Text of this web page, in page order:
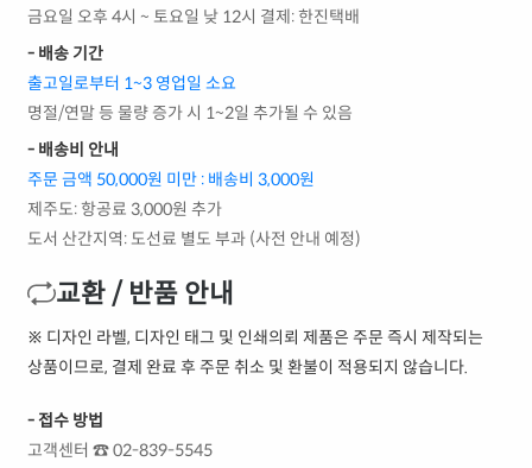
금요일 오후 4시 ~ 토요일 낮 12시 결제: 한진택배
- 배송 기간
출고일로부터 1~3 영업일 소요
명절/연말 등 물량 증가 시 1~2일 추가될 수 있음
- 배송비 안내
주문 금액 50,000원 미만 : 배송비 3,000원
제주도: 항공료 3,000원 추가
도서 산간지역: 도선료 별도 부과 (사전 안내 예정)
교환 / 반품 안내
※ 디자인 라벨, 디자인 태그 및 인쇄의뢰 제품은 주문 즉시 제작되는
상품이므로, 결제 완료 후 주문 취소 및 환불이 적용되지 않습니다.
- 접수 방법
고객센터 ☎ 02-839-5545